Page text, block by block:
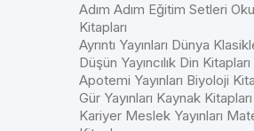
Adım Adım Eğitim Setleri
Kitapları
Ayrıntı Yayınları Dünya
Düşün Yayıncılık Din Kitapları
Apotemi Yayınları Biyoloji
Gür Yayınları Kaynak Kitapları
Kariyer Meslek Yayınları